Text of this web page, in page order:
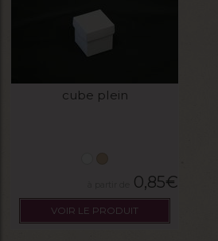
cube plein
0,85€
VOIR LE PRODUIT